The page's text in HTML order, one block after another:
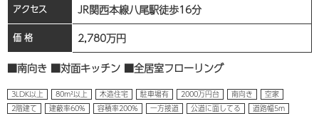
アクセス JR関西本線八尾駅徒歩16分
価 格 2,780万円
■南向き ■対面キッチン ■全居室フローリング
3LDK以上 80m²以上 木造住宅 駐車場有 2000万円台 南向き
空家
2階建て
建蔽率60% 容積率200% 一方接道 公道に面してる
道路幅5m